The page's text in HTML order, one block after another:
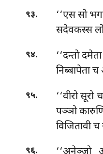
९३.
‘‘एस सो
सदेवकस्स
९४.
‘‘दन्तो
निब्बापेता
९५. ‘‘वीरो सूरो
पञ्ञो
विजितावी
९६.